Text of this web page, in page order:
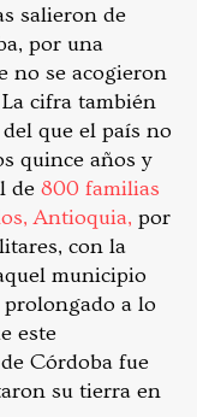
salieron de
por una
no se acogieron
cifra también
que el país no
quince años y
de 800 familias
Antioquia, por
con la
municipio
a lo
este
Córdoba fue
su tierra en